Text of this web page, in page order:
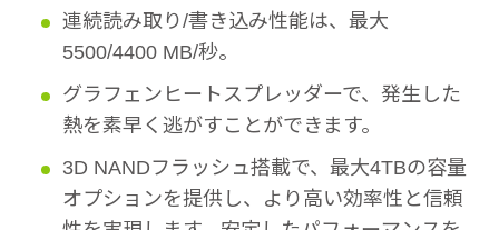
連続読み取り/書き込み性能は、最大
5500/4400 MB/秒。
グラフェンヒートスプレッダーで、発生した
熱を素早く逃がすことができます。
3D NANDフラッシュ搭載で、最大4TBの容量
オプションを提供し、より高い効率性と信頼